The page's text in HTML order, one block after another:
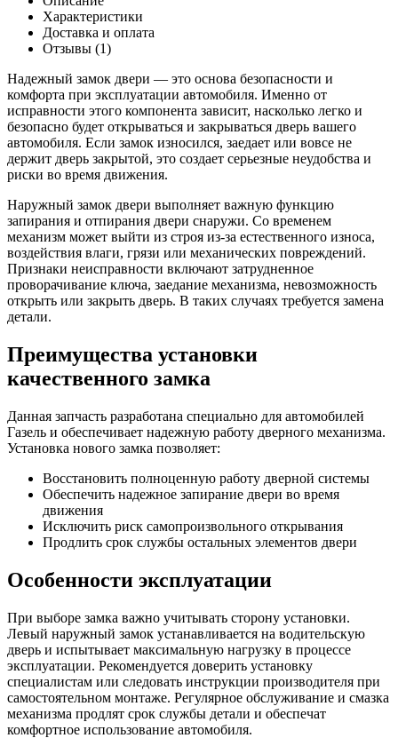
наружный
левый
3160
Газель
Характеристики
Доставка и оплата
Отзывы (1)
Надежный замок двери — это основа безопасности и
комфорта при эксплуатации автомобиля. Именно от
исправности этого компонента зависит, насколько легко и
безопасно будет открываться и закрываться дверь вашего
автомобиля. Если замок износился, заедает или вовсе не
держит дверь закрытой, это создает серьезные неудобства и
риски во время движения.
Наружный замок двери выполняет важную функцию
запирания и отпирания двери снаружи. Со временем
механизм может выйти из строя из-за естественного износа,
воздействия влаги, грязи или механических повреждений.
Признаки неисправности включают затрудненное
проворачивание ключа, заедание механизма, невозможность
открыть или закрыть дверь. В таких случаях требуется замена
детали.
Преимущества установки
качественного замка
Данная запчасть разработана специально для автомобилей
Газель и обеспечивает надежную работу дверного механизма.
Установка нового замка позволяет:
Восстановить полноценную работу дверной системы
Обеспечить надежное запирание двери во время
движения
Исключить риск самопроизвольного открывания
Продлить срок службы остальных элементов двери
Особенности эксплуатации
При выборе замка важно учитывать сторону установки.
Левый наружный замок устанавливается на водительскую
дверь и испытывает максимальную нагрузку в процессе
эксплуатации. Рекомендуется доверить установку
специалистам или следовать инструкции производителя при
самостоятельном монтаже. Регулярное обслуживание и смазка
механизма продлят срок службы детали и обеспечат
комфортное использование автомобиля.